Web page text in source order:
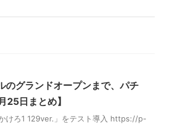
のグランドオープンまで、パチ
25日まとめ】
けろ1 129ver.」をテスト導入 https://p-